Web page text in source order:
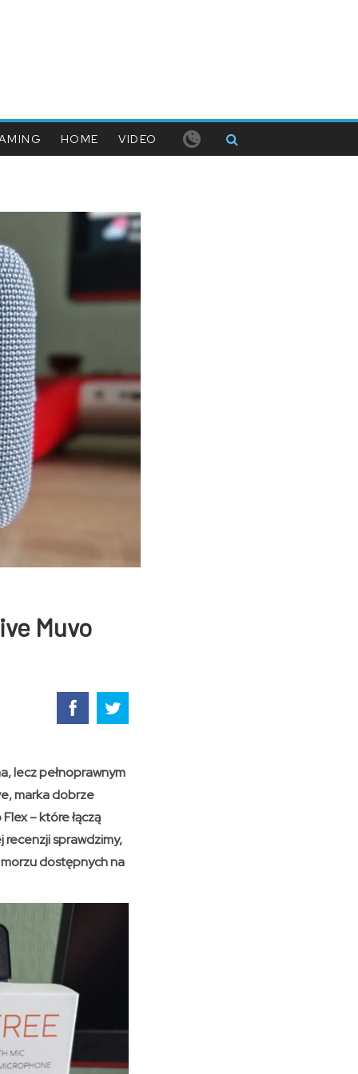
HOME VIDEO
Muvo
lecz pełnoprawnym
marka dobrze
– które łączą
recenzji sprawdzimy,
dostępnych na